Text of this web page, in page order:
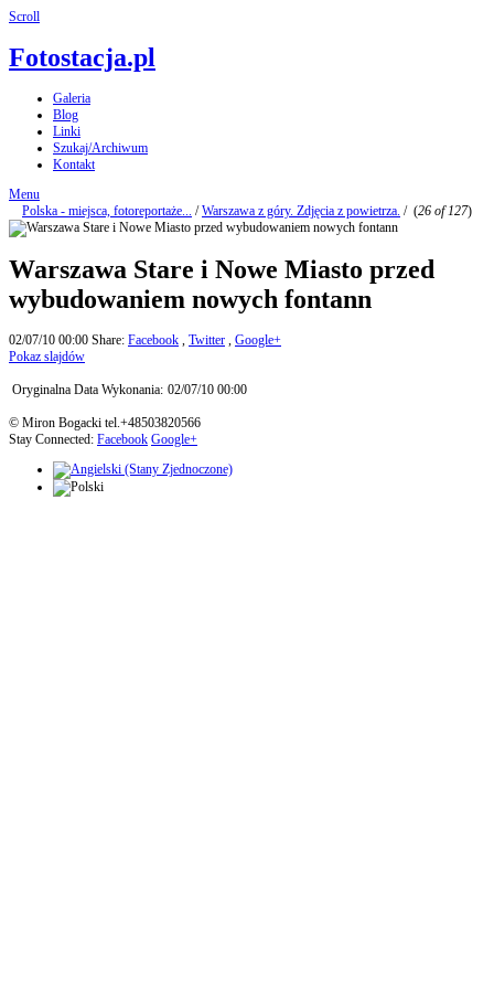
Scroll
Fotostacja.pl
Galeria
Blog
Linki
Szukaj/Archiwum
Kontakt
Menu
Polska - miejsca, fotoreportaże... /Warszawa z góry. Zdjęcia z powietrza. / (26 of 127)
Warszawa Stare i Nowe Miasto przed
wybudowaniem nowych fontann
02/07/10 00:00 Share: Facebook , Twitter , Google+
Pokaz slajdów
Oryginalna Data Wykonania: 02/07/10 00:00
© Miron Bogacki tel.+48503820566
Stay Connected: Facebook Google+